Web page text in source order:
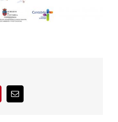
PinterestCorreo
electrónico